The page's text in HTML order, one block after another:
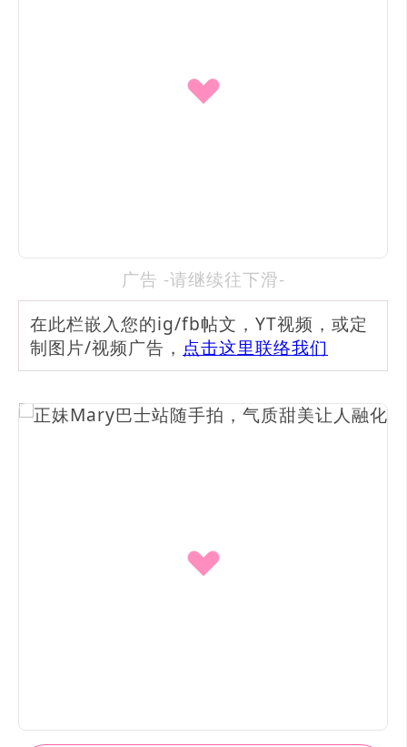
广告 -请继续往下滑-
在此栏嵌入您的ig/fb帖文，YT视频，或定
制图片/视频广告， 点击这里联络我们